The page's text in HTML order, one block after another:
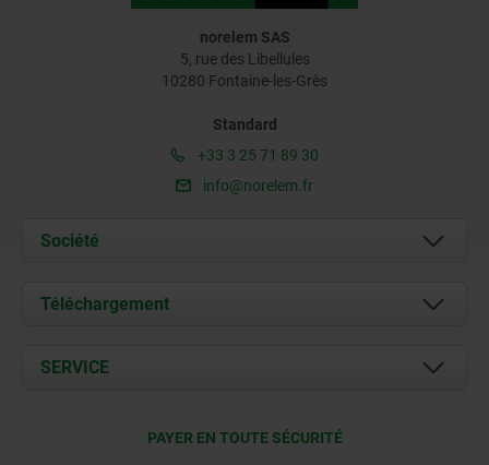
norelem SAS
5, rue des Libellules
10280 Fontaine-les-Grès
Standard
+33 3 25 71 89 30
info@norelem.fr
Société
À propos de nous
Contact
Téléchargement
Documents
SERVICE
PAYER EN TOUTE SÉCURITÉ